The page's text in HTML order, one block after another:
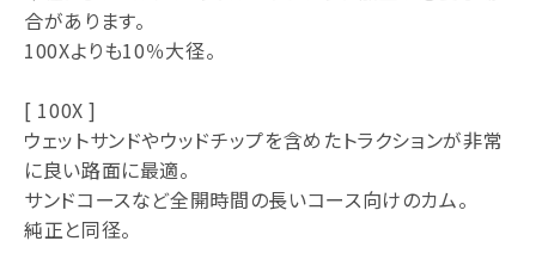
合があります。
100Xよりも10％大径。
[ 100X ]
ウェットサンドやウッドチップを含めたトラクションが非常
に良い路面に最適。
サンドコースなど全開時間の長いコース向けのカム。
純正と同径。